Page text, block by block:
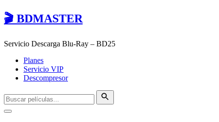
🎬 BDMASTER
Servicio Descarga Blu-Ray – BD25
Planes
Servicio VIP
Descompresor